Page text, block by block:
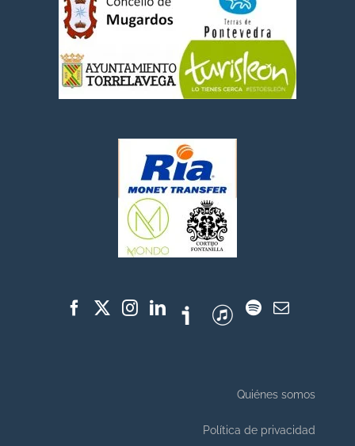
Quiénes somos
Política de privacidad